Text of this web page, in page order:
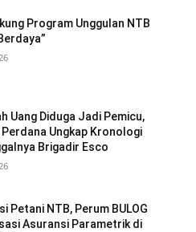
Program Unggulan NTB
Uang Diduga Jadi Pemicu,
Perdana Ungkap Kronologi
Brigadir Esco
Petani NTB, Perum BULOG
Asuransi Parametrik di